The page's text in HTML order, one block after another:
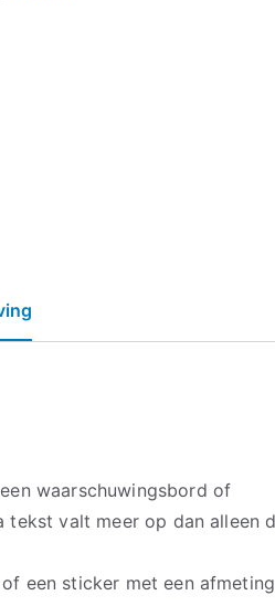
waarschuwingsbord of
tekst valt meer op dan alleen
een sticker met een